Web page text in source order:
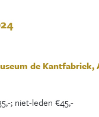
de Kantfabriek,
; niet-leden €45,-